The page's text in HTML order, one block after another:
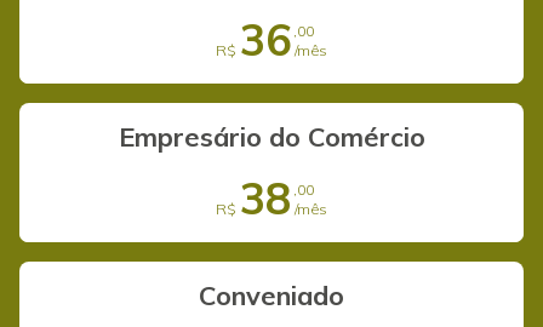
R$ 36 ,00
/mês
Empresário do Comércio
R$ 38 ,00
/mês
Conveniado